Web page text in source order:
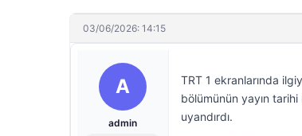
03/06/2026: 14:15
A
admin
TRT 1 ekranlarında
bölümünün yayın
uyandırdı.